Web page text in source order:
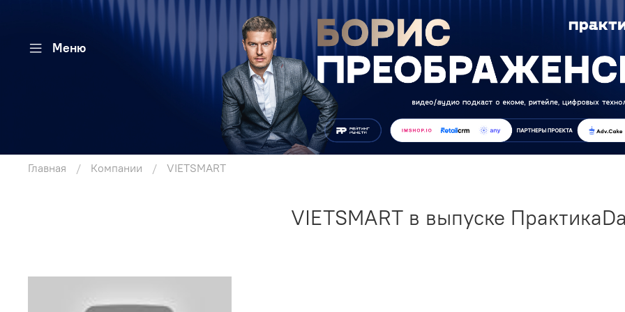
Меню
Главная Компании VIETSMART
VIETSMART в выпуске